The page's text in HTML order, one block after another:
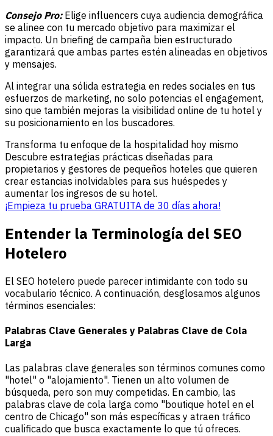
Consejo Pro:Elige influencers cuya audiencia demográfica
se alinee con tu mercado objetivo para maximizar el
impacto. Un briefing de campaña bien estructurado
garantizará que ambas partes estén alineadas en objetivos
y mensajes.
Al integrar una sólida estrategia en redes sociales en tus
esfuerzos de marketing, no solo potencias el engagement,
sino que también mejoras la visibilidad online de tu hotel y
su posicionamiento en los buscadores.
Transforma tu enfoque de la hospitalidad hoy mismo
Descubre estrategias prácticas diseñadas para
propietarios y gestores de pequeños hoteles que quieren
crear estancias inolvidables para sus huéspedes y
aumentar los ingresos de su hotel.
¡Empieza tu prueba GRATUITA de 30 días ahora!
Entender la Terminología del SEO
Hotelero
El SEO hotelero puede parecer intimidante con todo su
vocabulario técnico. A continuación, desglosamos algunos
términos esenciales:
Palabras Clave Generales y Palabras Clave de Cola
Larga
Las palabras clave generales son términos comunes como
"hotel" o "alojamiento". Tienen un alto volumen de
búsqueda, pero son muy competidas. En cambio, las
palabras clave de cola larga como "boutique hotel en el
centro de Chicago" son más específicas y atraen tráfico
cualificado que busca exactamente lo que tú ofreces.